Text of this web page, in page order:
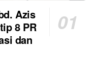
Azis
8 PR
dan